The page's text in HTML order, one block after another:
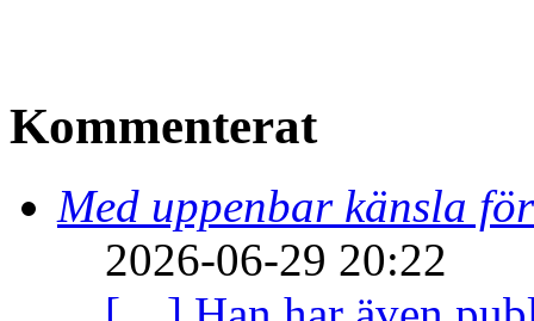
Kommenterat
Med uppenbar känsla
2026-06-29 20:22